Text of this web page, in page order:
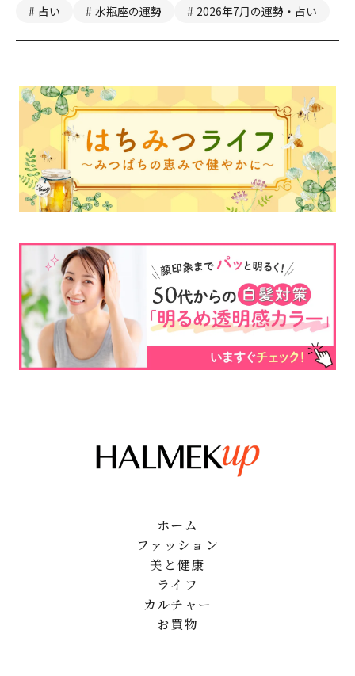
占い 水瓶座の運勢 2026年7月の運勢・占い
ホーム
ファッション
美と健康
ライフ
カルチャー
お買物